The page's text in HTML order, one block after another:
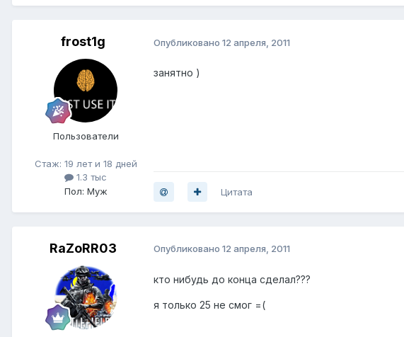
frost1g
Пользователи
Стаж: 19 лет и 18 дней
1.3 тыс
Пол: Муж
Опубликовано 12 апреля, 2011
занятно )
Цитата
RaZoRR03 Опубликовано 12 апреля, 2011
кто нибудь до конца сделал???
я только 25 не смог =(